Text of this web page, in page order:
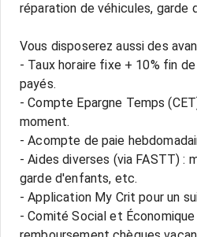
réparation de véhicules, garde
Vous disposerez aussi des
- Taux horaire fixe + 10% fin
payés.
- Compte Epargne Temps
moment.
- Acompte de paie
- Aides diverses (via FASTT) :
garde d'enfants, etc.
- Application My Crit pour un
- Comité Social et